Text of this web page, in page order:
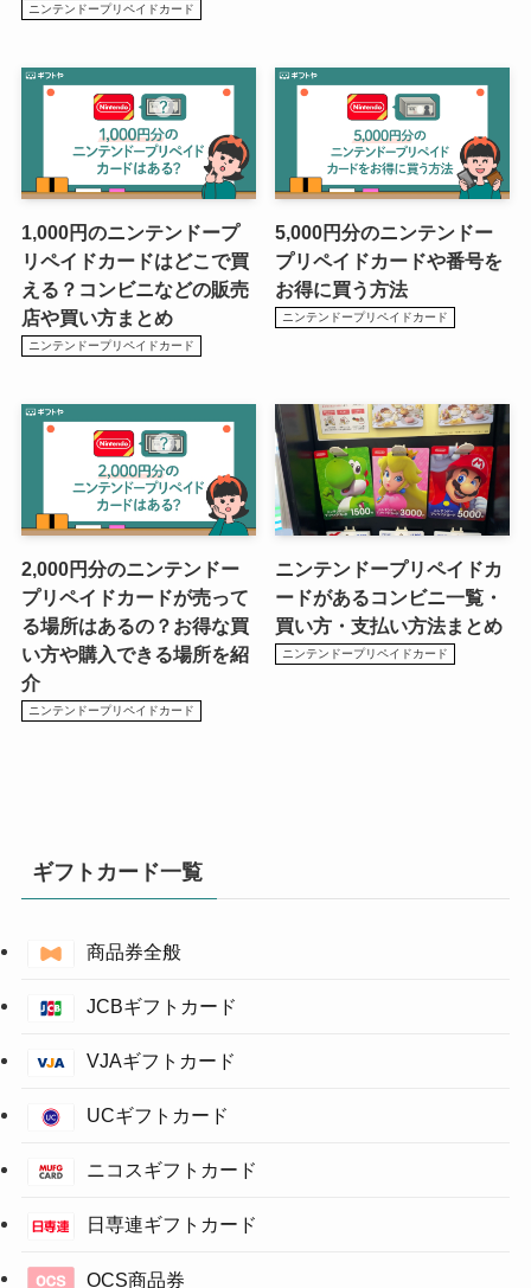
ニンテンドープリペイドカード
1,000円のニンテンドープ
リペイドカードはどこで買
える？コンビニなどの販売
店や買い方まとめ
ニンテンドープリペイドカード
5,000円分のニンテンドー
プリペイドカードや番号を
お得に買う方法
ニンテンドープリペイドカード
2,000円分のニンテンドー
プリペイドカードが売って
る場所はあるの？お得な買
い方や購入できる場所を紹
介
ニンテンドープリペイドカード
ニンテンドープリペイドカ
ードがあるコンビニ一覧・
買い方・支払い方法まとめ
ニンテンドープリペイドカード
ギフトカード一覧
商品券全般
JCBギフトカード
VJAギフトカード
UCギフトカード
ニコスギフトカード
日専連ギフトカード
OCS商品券